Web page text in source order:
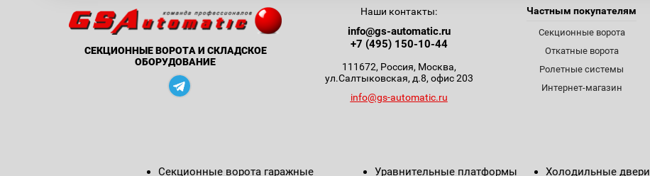
СЕКЦИОННЫЕ ВОРОТА И СКЛАДСКОЕ
ОБОРУДОВАНИЕ
Наши контакты:
info@gs-automatic.ru
+7 (495) 150-10-44
111672, Россия, Москва,
ул.Салтыковская, д.8, офис 203
info@gs-automatic.ru
Частным покупателям
Секционные ворота
Откатные ворота
Ролетные системы
Интернет-магазин
Секционные ворота гаражные Уравнительные платформы Холодильные двери